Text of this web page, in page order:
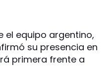
el equipo argentino,
su presencia en
primera frente a